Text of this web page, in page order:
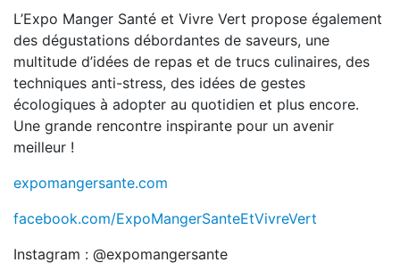
L’Expo Manger Santé et Vivre Vert propose également
des dégustations débordantes de saveurs, une
multitude d’idées de repas et de trucs culinaires, des
techniques anti-stress, des idées de gestes
écologiques à adopter au quotidien et plus encore.
Une grande rencontre inspirante pour un avenir
meilleur !
expomangersante.com
facebook.com/ExpoMangerSanteEtVivreVert
Instagram : @expomangersante